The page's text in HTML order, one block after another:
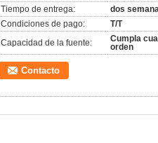
Tiempo de entrega:
dos
Condiciones de pago:
T/T
Capacidad de la fuente:
Cumpla
orden
Contacto